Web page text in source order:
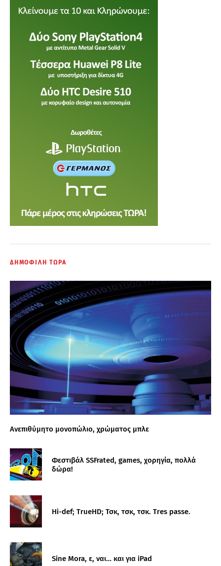
ΔΗΜΟΦΙΛΗ ΤΩΡΑ
Ανεπιθύμητο μονοπώλιο, χρώματος μπλε
Φεστιβάλ SSFrated, games, χορηγία, πολλά
δώρα!
Hi-def; TrueHD; Τσκ, τσκ, τσκ. Tres passe.
Sine Mora, ε, ναι… και για iPad